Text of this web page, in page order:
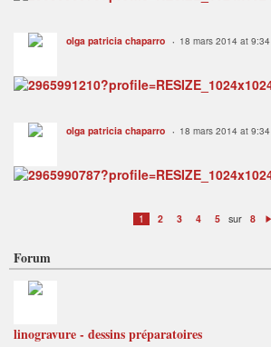
olga patricia chaparro 18 mars 2014 at 9:34
olga patricia chaparro 18 mars 2014 at 9:34
1 2 3 4 5 sur 8
t
Forum
linogravure - dessins préparatoires